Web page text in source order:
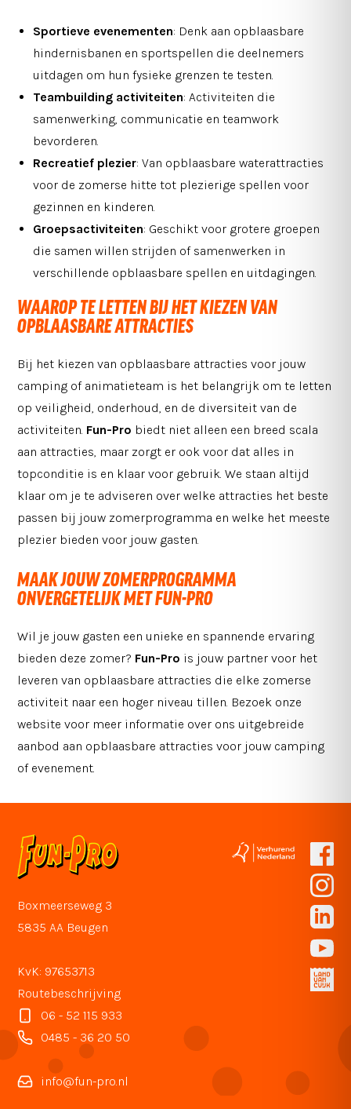
Sportieve evenementen: Denk aan opblaasbare
hindernisbanen en sportspellen die deelnemers
uitdagen om hun fysieke grenzen te testen.
Teambuilding activiteiten: Activiteiten die
samenwerking, communicatie en teamwork
bevorderen.
Recreatief plezier: Van opblaasbare waterattracties
voor de zomerse hitte tot plezierige spellen voor
gezinnen en kinderen.
Groepsactiviteiten: Geschikt voor grotere groepen
die samen willen strijden of samenwerken in
verschillende opblaasbare spellen en uitdagingen.
WAAROP TE LETTEN BIJ HET KIEZEN VAN
OPBLAASBARE ATTRACTIES
Bij het kiezen van opblaasbare attracties voor jouw
camping of animatieteam is het belangrijk om te letten
op veiligheid, onderhoud, en de diversiteit van de
activiteiten. Fun-Pro biedt niet alleen een breed scala
aan attracties, maar zorgt er ook voor dat alles in
topconditie is en klaar voor gebruik. We staan altijd
klaar om je te adviseren over welke attracties het beste
passen bij jouw zomerprogramma en welke het meeste
plezier bieden voor jouw gasten.
MAAK JOUW ZOMERPROGRAMMA
ONVERGETELIJK MET FUN-PRO
Wil je jouw gasten een unieke en spannende ervaring
bieden deze zomer? Fun-Pro is jouw partner voor het
leveren van opblaasbare attracties die elke zomerse
activiteit naar een hoger niveau tillen. Bezoek onze
website voor meer informatie over ons uitgebreide
aanbod aan opblaasbare attracties voor jouw camping
of evenement.
Boxmeerseweg 3
5835 AA Beugen
KvK: 97653713
Routebeschrijving
06 - 52 115 933
0485 - 36 20 50
info@fun-pro.nl